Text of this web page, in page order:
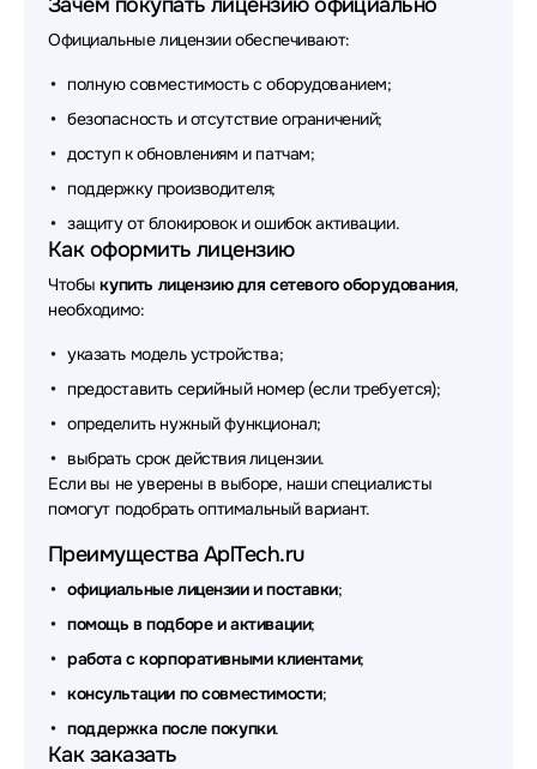
Официальные лицензии обеспечивают:
полную совместимость с оборудованием;
безопасность и отсутствие ограничений;
доступ к обновлениям и патчам;
поддержку производителя;
защиту от блокировок и ошибок активации.
Как оформить лицензию
Чтобыкупить лицензию для сетевого оборудования,
необходимо:
указать модель устройства;
предоставить серийный номер (если требуется);
определить нужный функционал;
выбрать срок действия лицензии.
Если вы не уверены в выборе, наши специалисты
помогут подобрать оптимальный вариант.
Преимущества AplTech.ru
официальные лицензии и поставки;
помощь в подборе и активации;
работа с корпоративными клиентами;
консультации по совместимости;
поддержка после покупки.
Как заказать